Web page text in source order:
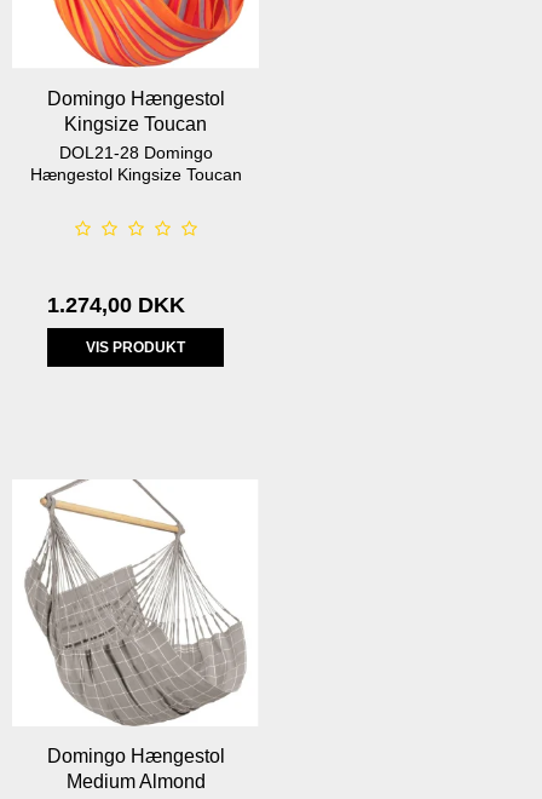
Domingo Hængestol
Kingsize Toucan
DOL21-28 Domingo
Hængestol Kingsize Toucan
1.274,00 DKK
VIS PRODUKT
Domingo Hængestol
Medium Almond